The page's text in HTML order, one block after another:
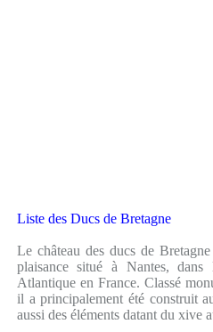
Liste des Ducs de Bretagne
Le château des ducs de
plaisance situé à Nantes,
Atlantique en France. Classé
il a principalement été construit
aussi des éléments datant du xive